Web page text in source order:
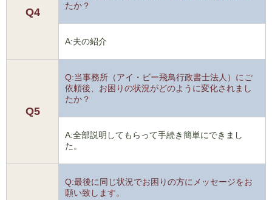
Q4
たか？
A:夫の紹介
Q5
Q:当事務所（アイ・ビー飛鳥行政書士法人）にご
依頼後、お困りの状況がどのように変化されまし
たか？
A:全部説明してもらって手続き簡単にできまし
た。
Q:最後に同じ状況でお困りの方にメッセージをお
願い致します。